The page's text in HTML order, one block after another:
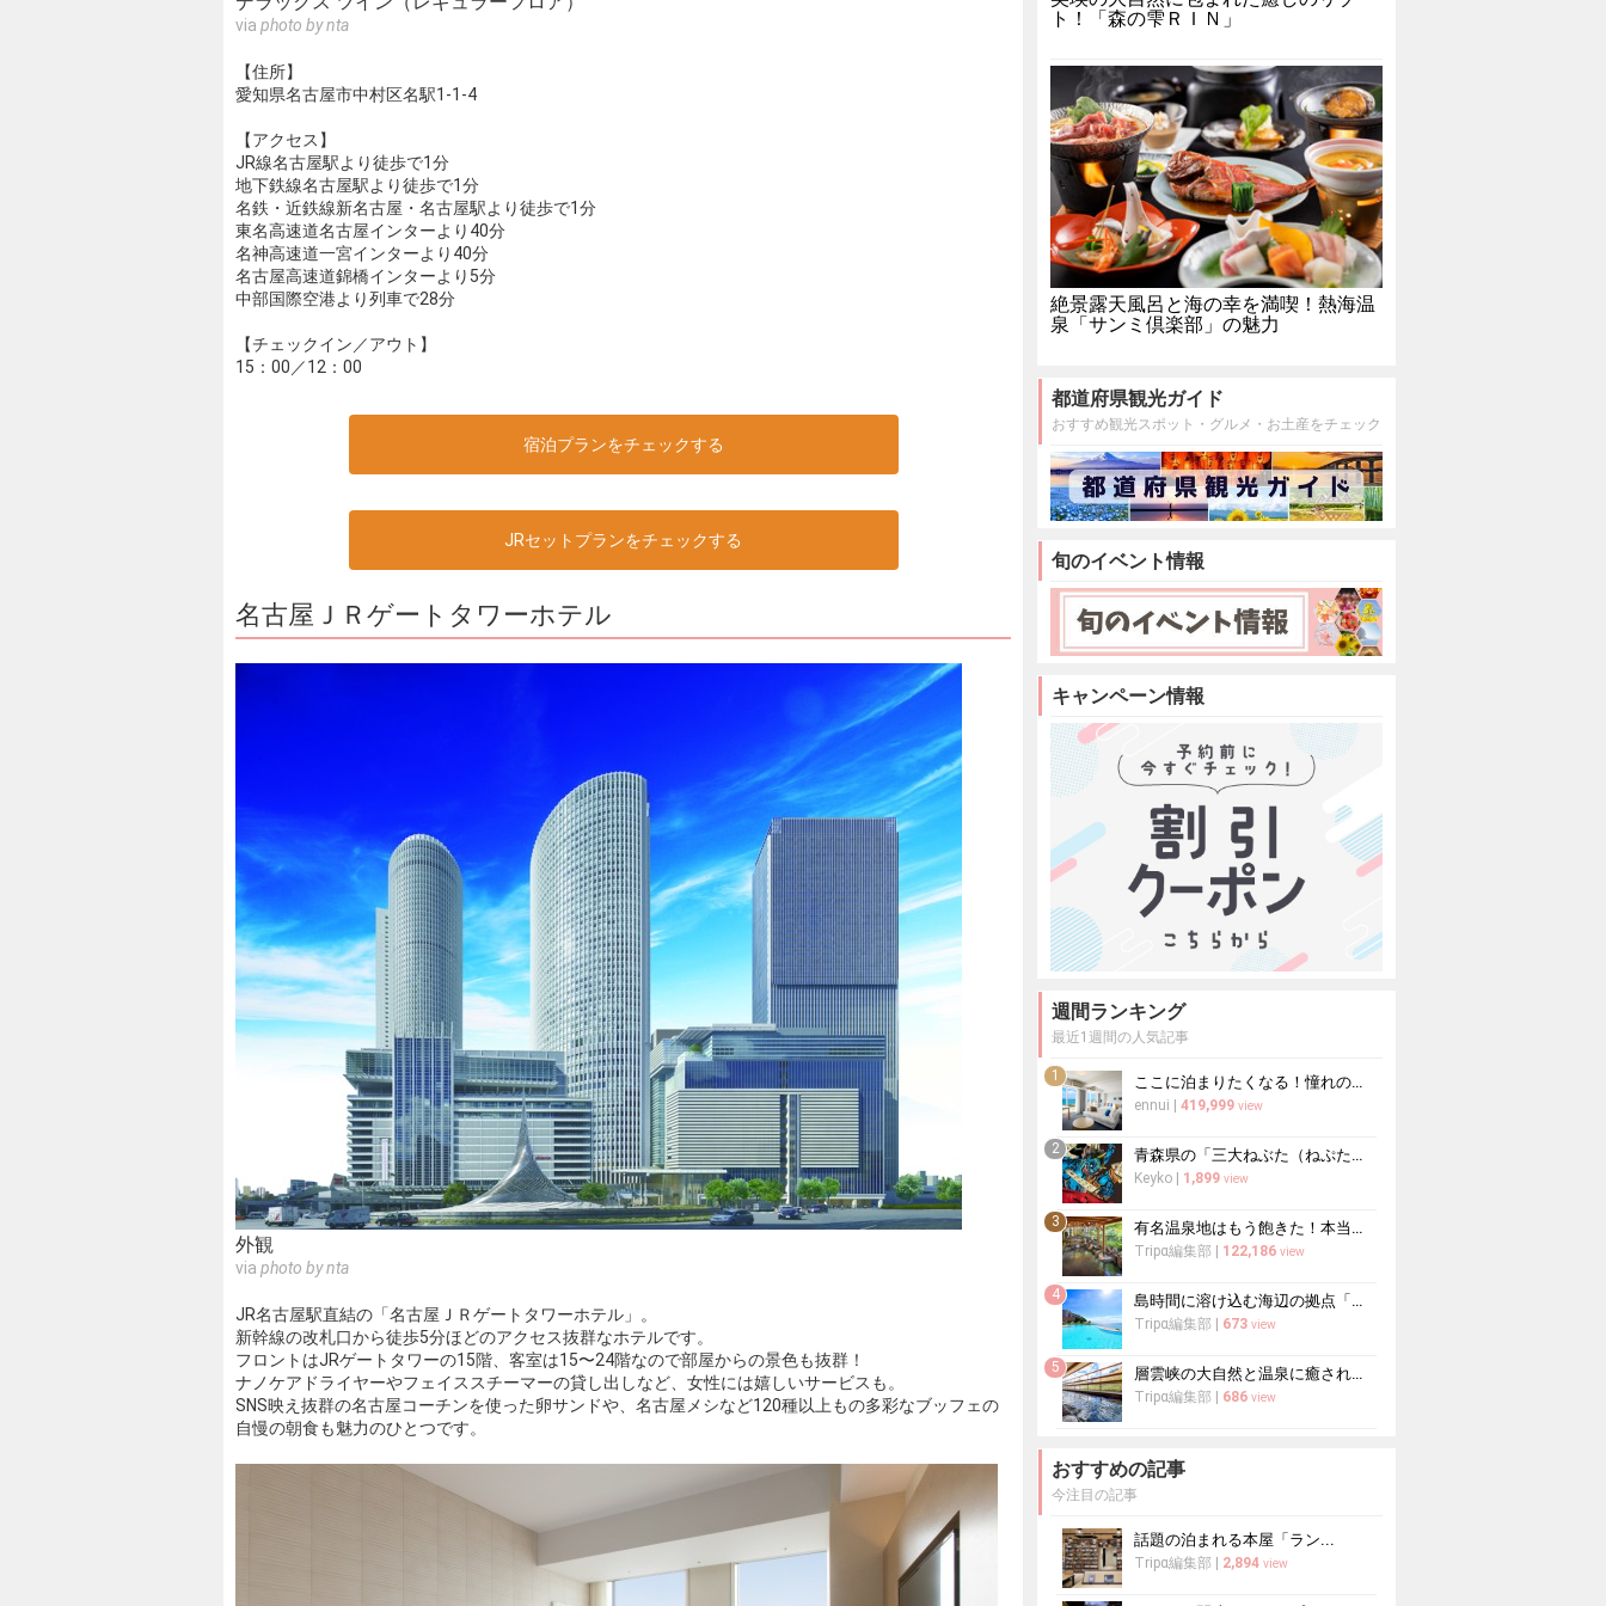
via photo by nta
【住所】
愛知県名古屋市中村区名駅1-1-4
【アクセス】
JR線名古屋駅より徒歩で1分
地下鉄線名古屋駅より徒歩で1分
名鉄・近鉄線新名古屋・名古屋駅より徒歩で1分
東名高速道名古屋インターより40分
名神高速道一宮インターより40分
名古屋高速道錦橋インターより5分
中部国際空港より列車で28分
【チェックイン／アウト】
15：00／12：00
宿泊プランをチェックする
JRセットプランをチェックする
名古屋ＪＲゲートタワーホテル
外観
via photo by nta
JR名古屋駅直結の「名古屋ＪＲゲートタワーホテル」。
新幹線の改札口から徒歩5分ほどのアクセス抜群なホテルです。
フロントはJRゲートタワーの15階、客室は15〜24階なので部屋からの景色も抜群！
ナノケアドライヤーやフェイススチーマーの貸し出しなど、女性には嬉しいサービスも。
SNS映え抜群の名古屋コーチンを使った卵サンドや、名古屋メシなど120種以上もの多彩なブッフェの
自慢の朝食も魅力のひとつです。
ト！「森の雫ＲＩＮ」
絶景露天風呂と海の幸を満喫！熱海温
泉「サンミ倶楽部」の魅力
都道府県観光ガイド
おすすめ観光スポット・グルメ・お土産をチェック
旬のイベント情報
キャンペーン情報
週間ランキング
最近1週間の人気記事
1 ここに泊まりたくなる！憧れの沖縄リゾートホテルおすすめランキングを要チェック
ennui 419,999 view
2 青森県の「三大ねぶた（ねぷた）」を徹底解説！見どころ&おすすめ宿ガイド
Keyko 1,899 view
3 有名温泉地はもう飽きた！本当は教えたくない穴場の温泉旅館20選
Tripα編集部 122,186 view
4 島時間に溶け込む海辺の拠点「石垣島ビーチホテルサンシャイン」で心ほどけるく...
Tripα編集部 673 view
5 層雲峡の大自然と温泉に癒される「ホテル大雪 ONSEN&CANYO...
Tripα編集部 686 view
おすすめの記事
今注目の記事
話題の泊まれる本屋「ラン...
Tripα編集部 2,894 view